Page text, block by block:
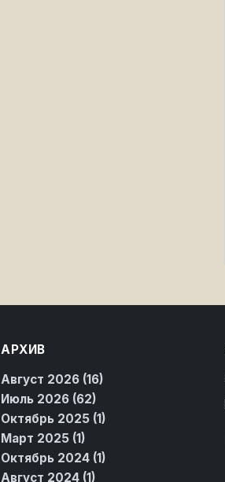
АРХИВ
Август 2026 (16)
Июль 2026 (62)
Октябрь 2025 (1)
Март 2025 (1)
Октябрь 2024 (1)
Август 2024 (1)